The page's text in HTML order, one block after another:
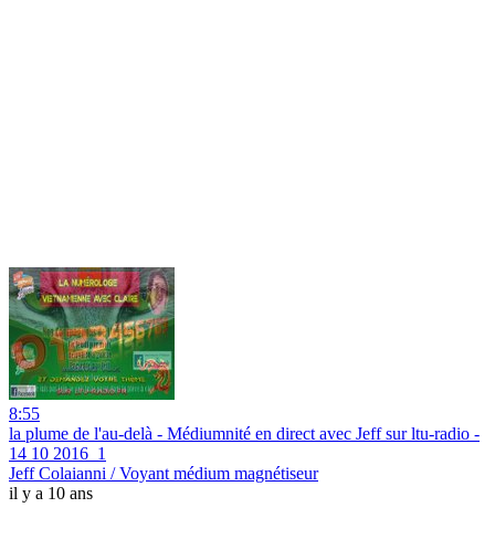
8:55
la plume de l'au-delà - Médiumnité en direct avec Jeff sur ltu-radio -
14 10 2016_1
Jeff Colaianni / Voyant médium magnétiseur
il y a 10 ans